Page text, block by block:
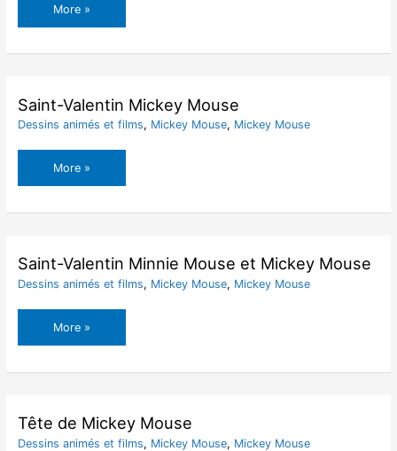
Noël
de
More »
Saint-Valentin Mickey Mouse
Dessins animés et films, Mickey Mouse, Mickey Mouse
Saint-
Valentin
More »
Saint-Valentin Minnie Mouse et Mickey Mouse
Dessins animés et films, Mickey Mouse, Mickey Mouse
Saint-
Valentin
Mickey
Mouse
More »
Tête de Mickey Mouse
Dessins animés et films, Mickey Mouse, Mickey Mouse